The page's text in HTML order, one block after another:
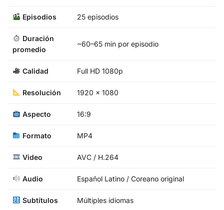
Episodios 25 episodios
Duración
promedio
~60–65 min por episodio
Calidad Full HD 1080p
Resolución 1920 x 1080
Aspecto 16:9
Formato MP4
Video AVC / H.264
Audio Español Latino / Coreano original
Subtítulos Múltiples idiomas